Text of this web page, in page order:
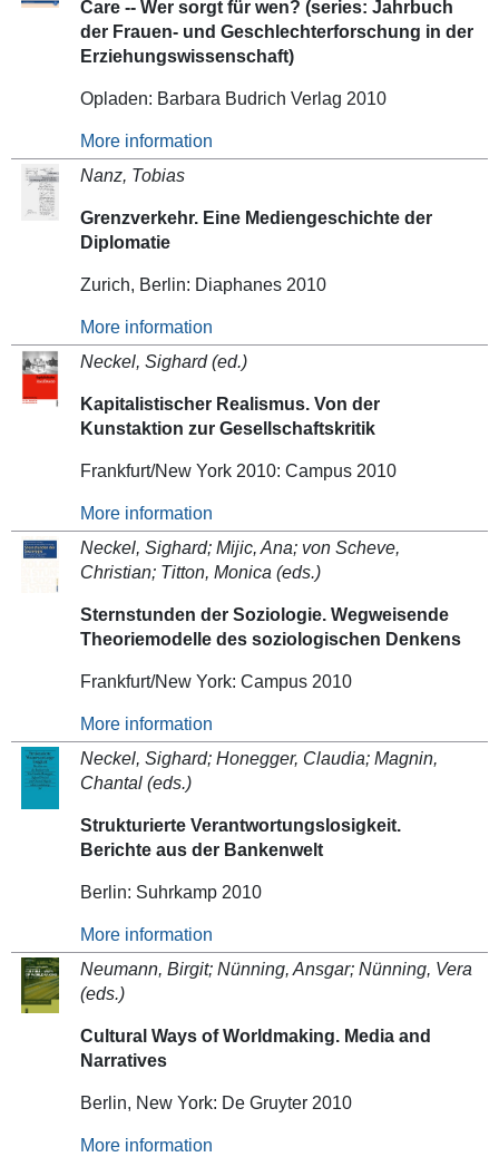
Care -- Wer sorgt für wen? (series: Jahrbuch
der Frauen- und Geschlechterforschung in der
Erziehungswissenschaft)
Opladen: Barbara Budrich Verlag 2010
More information
Nanz, Tobias
Grenzverkehr. Eine Mediengeschichte der
Diplomatie
Zurich, Berlin: Diaphanes 2010
More information
Neckel, Sighard (ed.)
Kapitalistischer Realismus. Von der
Kunstaktion zur Gesellschaftskritik
Frankfurt/New York 2010: Campus 2010
More information
Neckel, Sighard; Mijic, Ana; von Scheve,
Christian; Titton, Monica (eds.)
Sternstunden der Soziologie. Wegweisende
Theoriemodelle des soziologischen Denkens
Frankfurt/New York: Campus 2010
More information
Neckel, Sighard; Honegger, Claudia; Magnin,
Chantal (eds.)
Strukturierte Verantwortungslosigkeit.
Berichte aus der Bankenwelt
Berlin: Suhrkamp 2010
More information
Neumann, Birgit; Nünning, Ansgar; Nünning, Vera
(eds.)
Cultural Ways of Worldmaking. Media and
Narratives
Berlin, New York: De Gruyter 2010
More information